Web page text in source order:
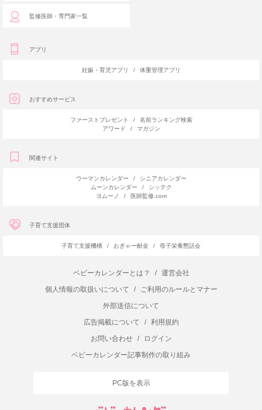
監修医師・専門家一覧
アプリ
妊娠・育児アプリ / 体重管理アプリ
おすすめサービス
ファーストプレゼント /
名前ランキング検索
アワード
/ マガジン
関連サイト
ウーマンカレンダー /
シニアカレンダー
ムーンカレンダー
/
シッテク
ヨムーノ
/ 医師監修.com
子育て支援団体
子育て支援機構 / おぎゃー献金 / 母子栄養懇話会
ベビーカレンダーとは？ /
運営会社
個人情報の取扱いについて
/
ご利用のルールとマナー
外部送信について
広告掲載について
/
利用規約
お問い合わせ
/
ログイン
ベビーカレンダー記事制作の取り組み
PC版を表示